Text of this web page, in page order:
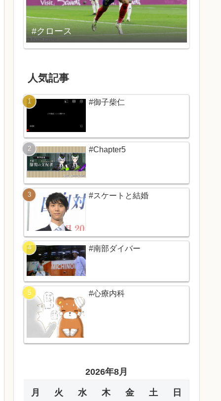
#クロース
人気記事
#御子柴仁
#Chapter5
#スケートと結婚
#南部ダイバー
#心療内科
2026年8月
月 火 水 木 金 土 日